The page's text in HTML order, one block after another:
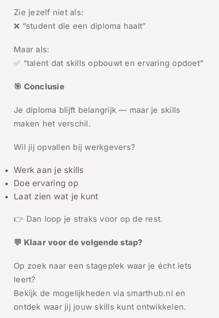
Zie jezelf niet als:
❌ “student die een diploma haalt”
Maar als:
✅ “talent dat skills opbouwt en ervaring opdoet”
🎯 Conclusie
Je diploma blijft belangrijk — maar je skills
maken het verschil.
Wil jij opvallen bij werkgevers?
Werk aan je skills
Doe ervaring op
Laat zien wat je kunt
👉 Dan loop je straks voor op de rest.
💬 Klaar voor de volgende stap?
Op zoek naar een stageplek waar je écht iets
leert?
Bekijk de mogelijkheden via smarthub.nl en
ontdek waar jij jouw skills kunt ontwikkelen.